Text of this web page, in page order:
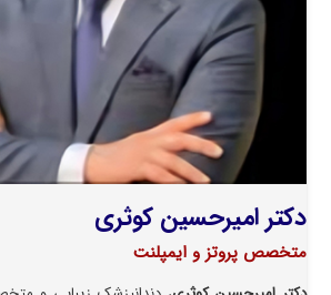
دکتر امیرحسین کوثری
متخصص پروتز و ایمپلنت